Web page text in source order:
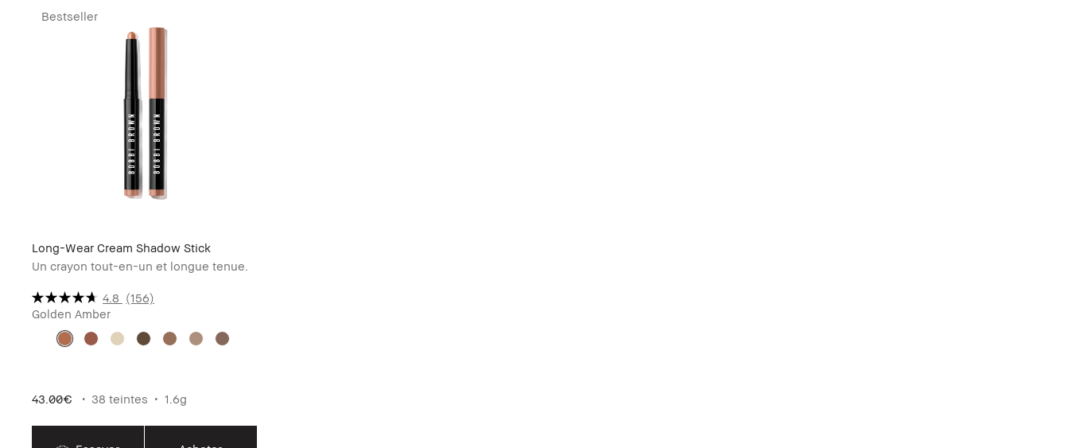
Bestseller
Long-Wear Cream Shadow Stick
Un crayon tout-en-un et longue tenue.
4.8 (156)
Golden Amber
43.00€ 38 teintes 1.6g